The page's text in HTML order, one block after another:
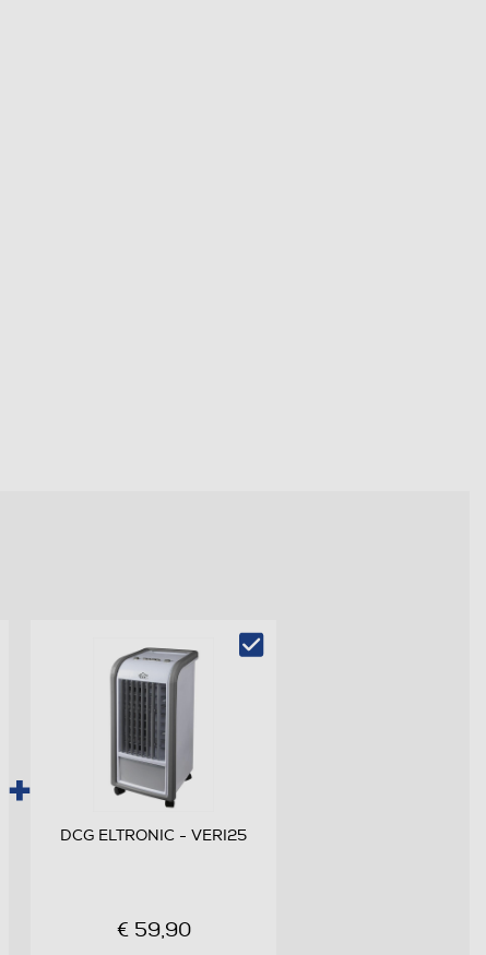
DCG ELTRONIC - VERI25
€ 59,90